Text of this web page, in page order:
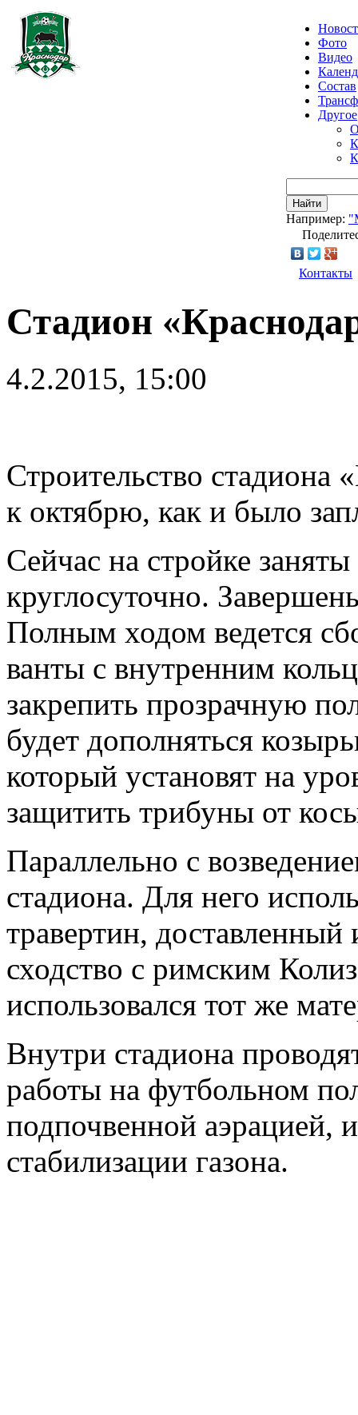
Фото
Видео
Состав
Другое
Найти
Например:
Контакты
Стадион
4.2.2015, 15:00
Строительство стадиона
к октябрю, как и было
Сейчас на стройке
круглосуточно.
Полным ходом ведется
ванты с внутренним
закрепить прозрачную
будет дополняться
который установят на
защитить трибуны от
Параллельно с
стадиона. Для него
травертин,
сходство с римским
использовался тот же
Внутри стадиона
работы на футбольном
подпочвенной аэрацией,
стабилизации газона.